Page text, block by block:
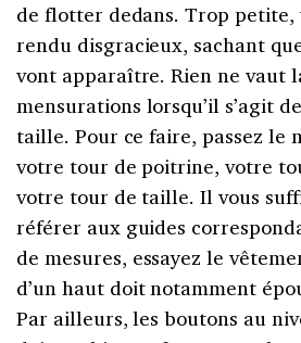
de flotter dedans. Trop petite,
rendu disgracieux, sachant
vont apparaître. Rien ne vaut
mensurations lorsqu’il s’agit
taille. Pour ce faire, passez le
votre tour de poitrine, votre
votre tour de taille. Il vous
référer aux guides
de mesures, essayez le
d’un haut doit notamment
Par ailleurs, les boutons au